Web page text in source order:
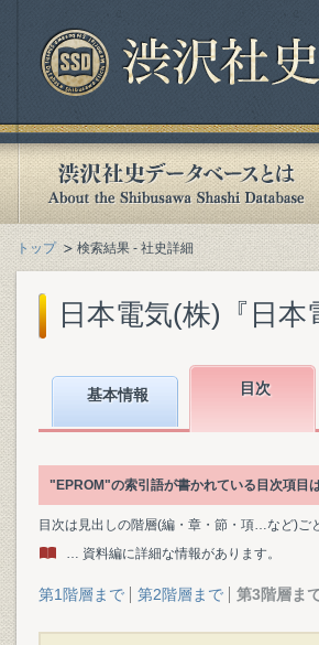
トップ 検索結果 - 社史詳細
日本電気(株)『日
基本情報 目次
"EPROM"の索引語が書かれている目次項目
目次は見出しの階層(編・章・節・項…など)ご
… 資料編に詳細な情報があります。
第1階層まで 第2階層まで 第3階層ま